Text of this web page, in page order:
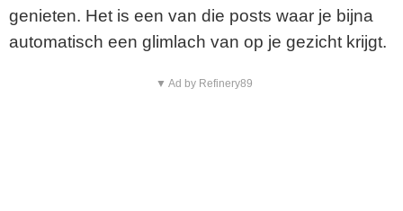
genieten. Het is een van die posts waar je bijna
automatisch een glimlach van op je gezicht krijgt.
▼ Ad by Refinery89